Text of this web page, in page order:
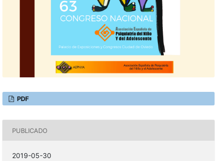
PDF
PUBLICADO
2019-05-30